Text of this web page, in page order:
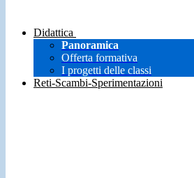
Didattica
Panoramica
Offerta formativa
I progetti delle classi
Reti-Scambi-Sperimentazioni